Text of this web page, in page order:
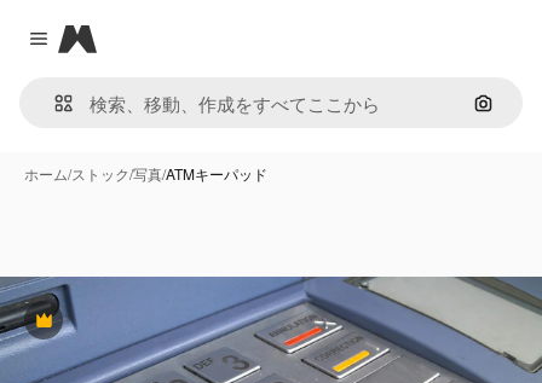
Close menu
Magnific
画像で
ホーム/ストック/写真/ATMキーパッド
Premium